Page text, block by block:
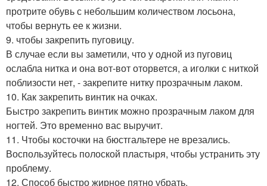
протрите обувь с небольшим количеством лосьона,
чтобы вернуть ее к жизни.
9. чтобы закрепить пуговицу.
В случае если вы заметили, что у одной из пуговиц
ослабла нитка и она вот-вот оторвется, а иголки с ниткой
поблизости нет, - закрепите нитку прозрачным лаком.
10. Как закрепить винтик на очках.
Быстро закрепить винтик можно прозрачным лаком для
ногтей. Это временно вас выручит.
11. Чтобы косточки на бюстгальтере не врезались.
Воспользуйтесь полоской пластыря, чтобы устранить эту
проблему.
12. Способ быстро жирное пятно убрать.